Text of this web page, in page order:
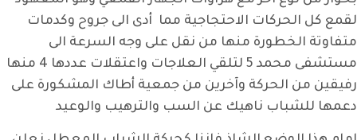
الاحتجاجية مما أدى الى جروح وكدمات
منها من نقل على وجه السرعة الى
مستشفى محمد 5 لتلقي العلاجات واعتقلات عددها 4 منها
الحركة وآخرين من جمعية أطاك المشكورة على
ناهيك عن السب والترهيب والوعيد